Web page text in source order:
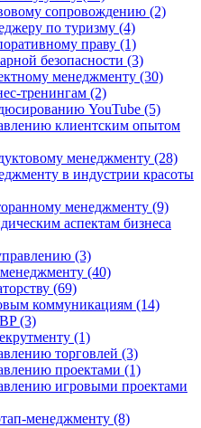
сопровождению (2)
по туризму (4)
праву (1)
безопасности (3)
менеджменту (30)
тренингам (2)
YouTube (5)
клиентским опытом
менеджменту (28)
в индустрии красоты
менеджменту (9)
аспектам бизнеса
(3)
(40)
(69)
коммуникациям (14)
(3)
(1)
торговлей (3)
проектами (1)
игровыми проектами
менеджменту (8)